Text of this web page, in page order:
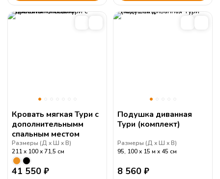
Кровать мягкая Тури с
дополнительнымм
спальным местом
Размеры (Д Ш В)
211
100 71,5 см
41 550 ₽
Подушка диванная
Тури (комплект)
Размеры (Д Ш В)
95, 100
15 м 45 см
8 560 ₽